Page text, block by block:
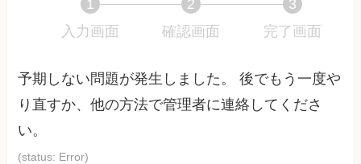
1
入力画面現
表
示
さ
2
確認画面
示
さ
3
完了画面現
表
予期しない問題が発生しました。 後でもう一度や
り直すか、他の方法で管理者に連絡してくださ
い。
(status: Error)